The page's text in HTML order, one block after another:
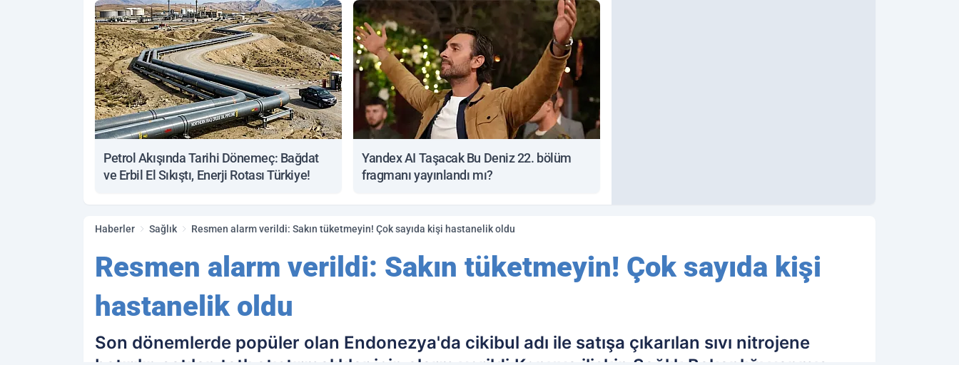
Petrol Akışında Tarihi Dönemeç: Bağdat
ve Erbil El Sıkıştı, Enerji Rotası Türkiye!
Yandex AI Taşacak Bu Deniz 22. bölüm
fragmanı yayınlandı mı?
Haberler Sağlık Resmen alarm verildi: Sakın tüketmeyin! Çok sayıda kişi hastanelik oldu
Resmen alarm verildi: Sakın tüketmeyin! Çok sayıda kişi
hastanelik oldu
Son dönemlerde popüler olan Endonezya'da cikibul adı ile satışa çıkarılan sıvı nitrojene